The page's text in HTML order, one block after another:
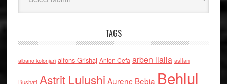
TAGS
albano kolonjari alfons Grishaj Anton Cefa arben llalla asllan
Bushati Astrit Lulushi Aurenc Bebja Behlul